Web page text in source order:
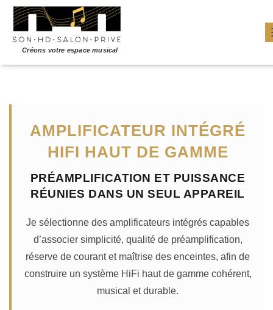
AMPLIFICATEUR INTÉGRÉ
HIFI HAUT DE GAMME
PRÉAMPLIFICATION ET PUISSANCE
RÉUNIES DANS UN SEUL APPAREIL
Je sélectionne des amplificateurs intégrés capables
d’associer simplicité, qualité de préamplification,
réserve de courant et maîtrise des enceintes, afin de
construire un système HiFi haut de gamme cohérent,
musical et durable.